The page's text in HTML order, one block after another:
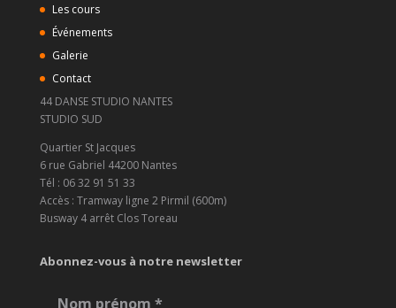
Les cours
Événements
Galerie
Contact
44 DANSE STUDIO NANTES
STUDIO SUD
Quartier St Jacques
6 rue Gabriel 44200 Nantes
Tél : 06 32 91 51 33
Accès : Tramway ligne 2 Pirmil (600m)
Busway 4 arrêt Clos Toreau
Abonnez-vous à notre newsletter
Nom prénom *